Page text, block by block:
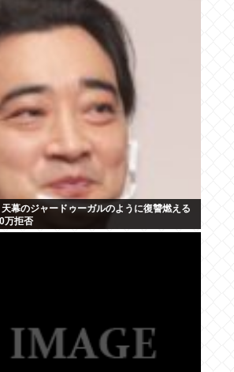
幕のジャードゥーガルのように復讐燃える
万拒否